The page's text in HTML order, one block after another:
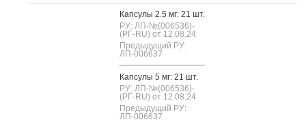
Кап­су­лы 2.5 мг: 21 шт.
РУ: ЛП-№(006536)-
(РГ-RU) от 12.08.24
Предыдущий РУ:
ЛП-006637
Кап­су­лы 5 мг: 21 шт.
РУ: ЛП-№(006536)-
(РГ-RU) от 12.08.24
Предыдущий РУ:
ЛП-006637